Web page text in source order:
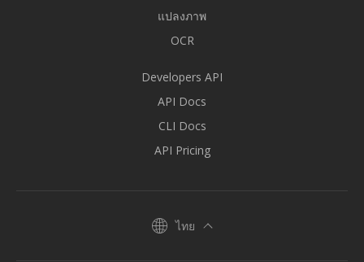
แปลงภาพ
OCR
Developers API
API Docs
CLI Docs
API Pricing
ไทย